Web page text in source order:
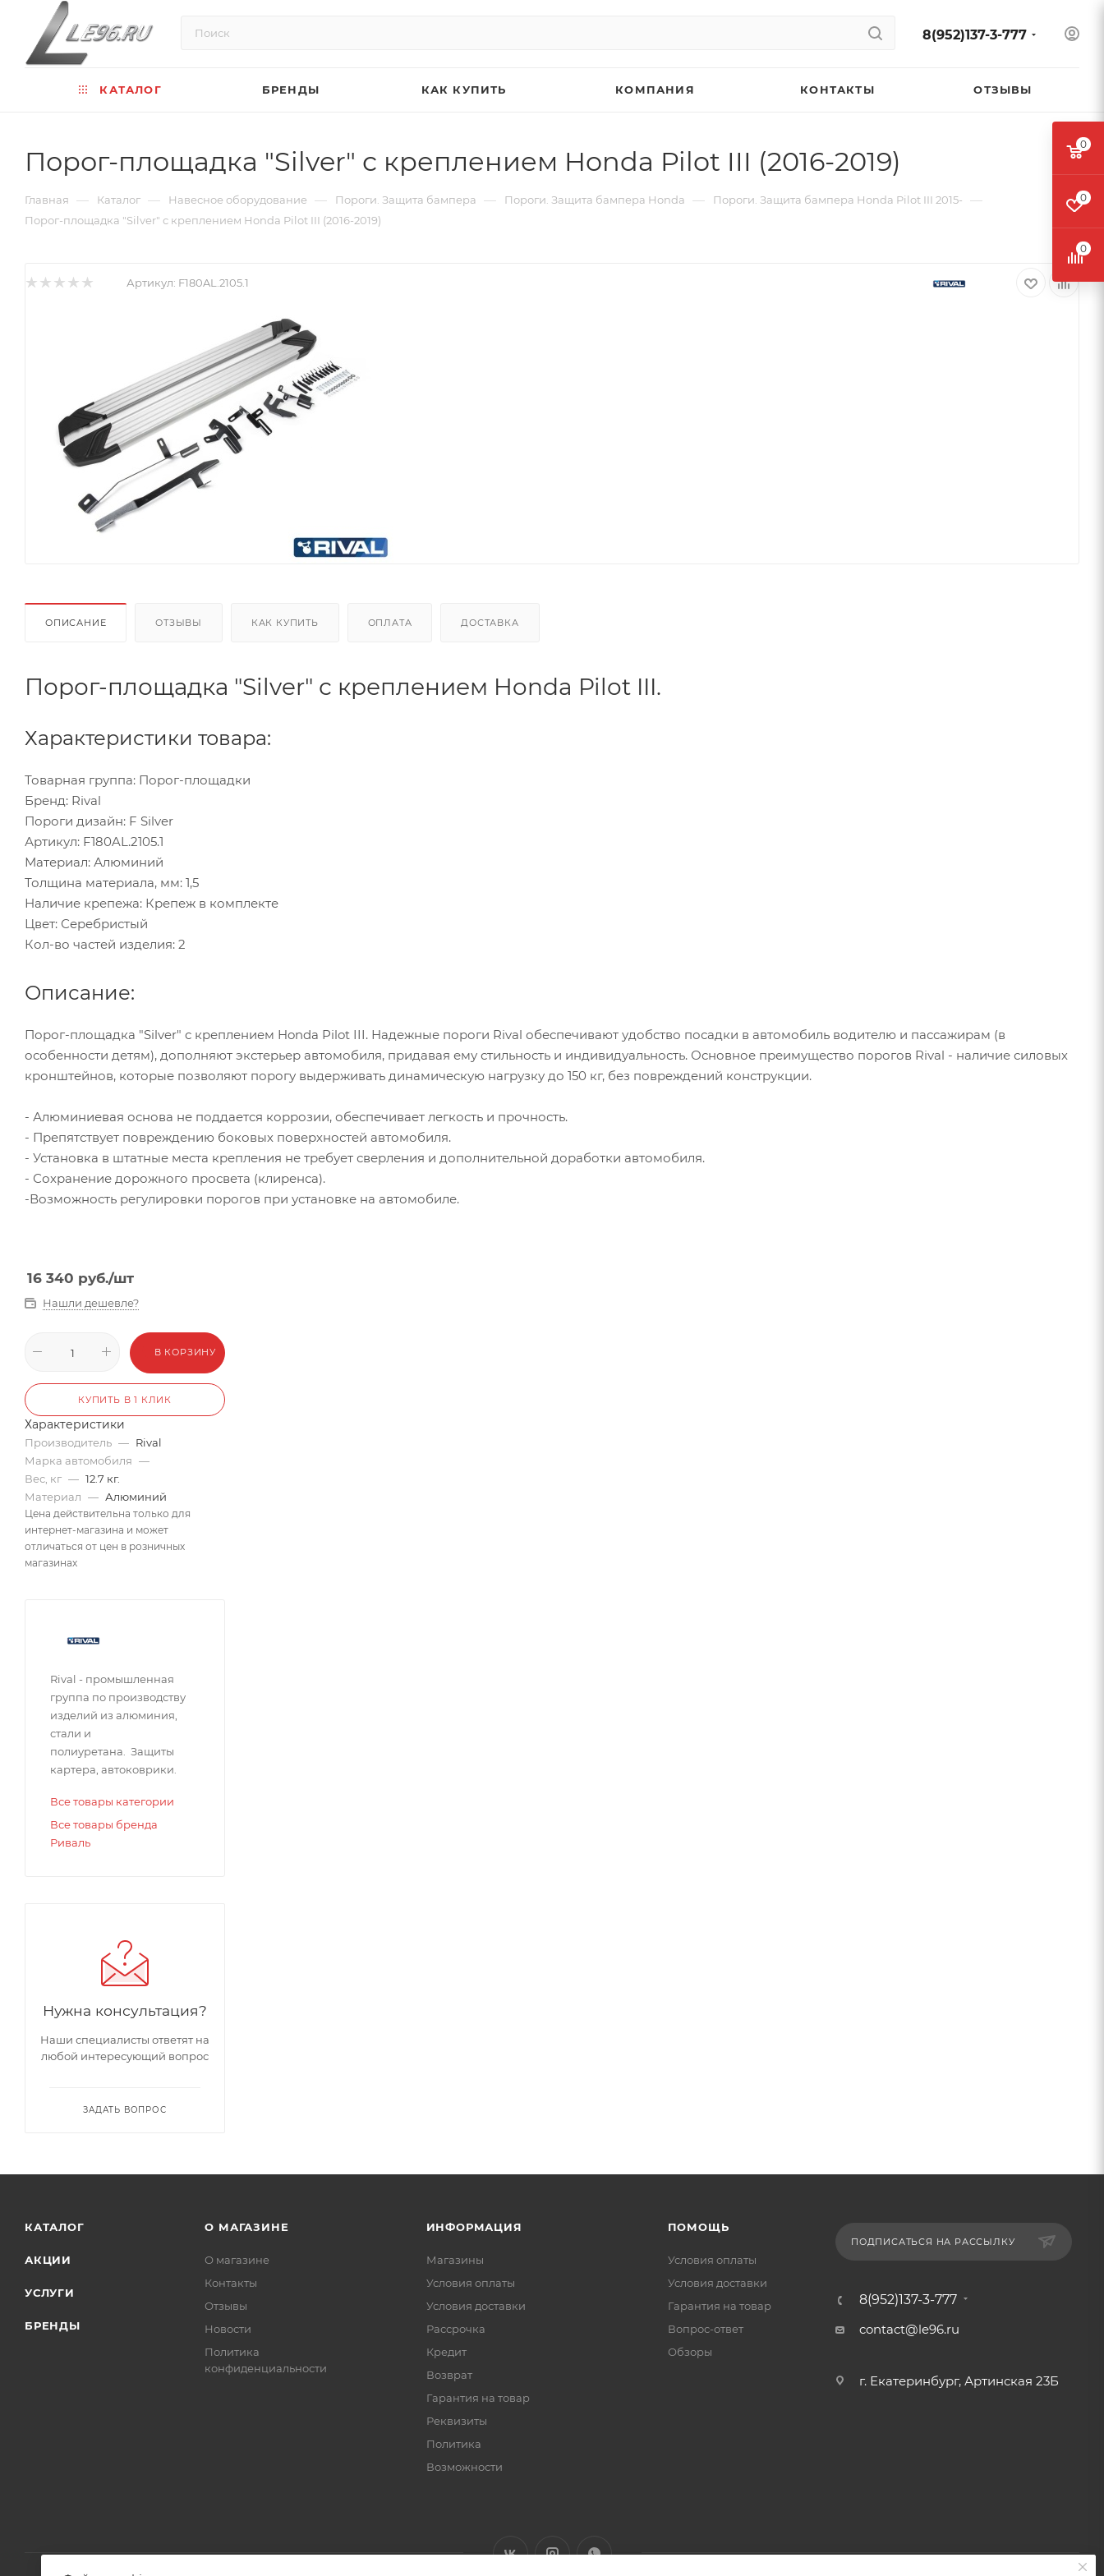
8(952)137-3-777
КАТАЛОГ БРЕНДЫ КАК КУПИТЬ КОМПАНИЯ КОНТАКТЫ ОТЗЫВЫ
Порог-площадка "Silver" с креплением Honda Pilot III (2016-2019)
Главная — Каталог — Навесное оборудование — Пороги. Защита бампера — Пороги. Защита бампера Honda — Пороги. Защита бампера Honda Pilot III 2015- —
Порог-площадка "Silver" с креплением Honda Pilot III (2016-2019)
Артикул: F180AL.2105.1
ОПИСАНИЕ ОТЗЫВЫ КАК КУПИТЬ ОПЛАТА ДОСТАВКА
Порог-площадка "Silver" с креплением Honda Pilot III.
Характеристики товара:
Товарная группа: Порог-площадки
Бренд: Rival
Пороги дизайн: F Silver
Артикул: F180AL.2105.1
Материал: Алюминий
Толщина материала, мм: 1,5
Наличие крепежа: Крепеж в комплекте
Цвет: Серебристый
Кол-во частей изделия: 2
Описание:
Порог-площадка "Silver" с креплением Honda Pilot III. Надежные пороги Rival обеспечивают удобство посадки в автомобиль водителю и пассажирам (в
особенности детям), дополняют экстерьер автомобиля, придавая ему стильность и индивидуальность. Основное преимущество порогов Rival - наличие силовых
кронштейнов, которые позволяют порогу выдерживать динамическую нагрузку до 150 кг, без повреждений конструкции.
- Алюминиевая основа не поддается коррозии, обеспечивает легкость и прочность.
- Препятствует повреждению боковых поверхностей автомобиля.
- Установка в штатные места крепления не требует сверления и дополнительной доработки автомобиля.
- Сохранение дорожного просвета (клиренса).
-Возможность регулировки порогов при установке на автомобиле.
16 340 руб./шт
Нашли дешевле?
В КОРЗИНУ
КУПИТЬ В 1 КЛИК
Характеристики
Производитель — Rival
Марка автомобиля —
Вес, кг — 12.7 кг.
Материал — Алюминий
Цена действительна только для
интернет-магазина и может
отличаться от цен в розничных
магазинах
Rival - промышленная
группа по производству
изделий из алюминия,
стали и
полиуретана. Защиты
картера, автоковрики.
Все товары категории
Все товары бренда
Риваль
Нужна консультация?
Наши специалисты ответят на
любой интересующий вопрос
ЗАДАТЬ ВОПРОС
КАТАЛОГ
АКЦИИ
УСЛУГИ
БРЕНДЫ
О МАГАЗИНЕ
О магазине
Контакты
Отзывы
Новости
Политика
конфиденциальности
ИНФОРМАЦИЯ
Магазины
Условия оплаты
Условия доставки
Рассрочка
Кредит
Возврат
Гарантия на товар
Реквизиты
Политика
Возможности
ПОМОЩЬ
Условия оплаты
Условия доставки
Гарантия на товар
Вопрос-ответ
Обзоры
ПОДПИСАТЬСЯ НА РАССЫЛКУ
8(952)137-3-777
contact@le96.ru
г. Екатеринбург, Артинская 23Б
0
0
0